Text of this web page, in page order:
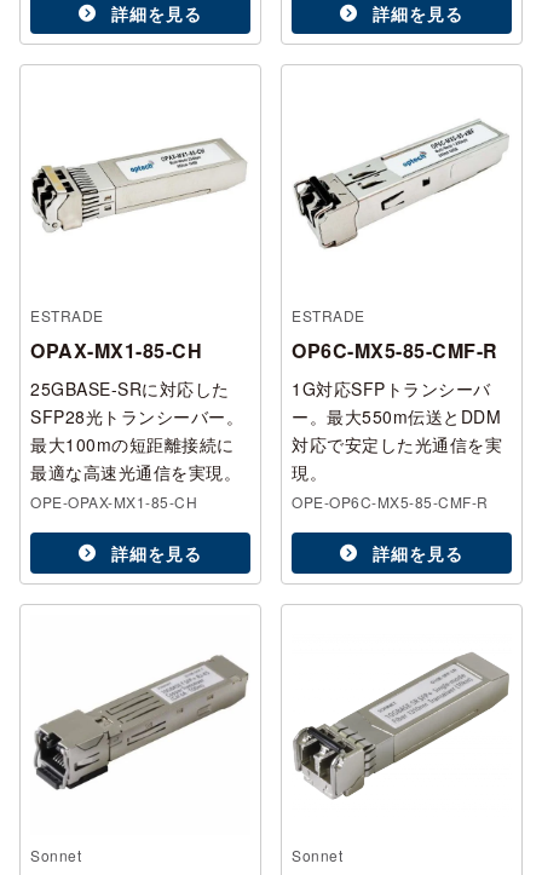
詳細を見る 詳細を見る
ESTRADE
OPAX-MX1-85-CH
25GBASE-SRに対応した
SFP28光トランシーバー。
最大100mの短距離接続に
最適な高速光通信を実現。
OPE-OPAX-MX1-85-CH
詳細を見る
ESTRADE
OP6C-MX5-85-CMF-R
1G対応SFPトランシーバ
ー。最大550m伝送とDDM
対応で安定した光通信を実
現。
OPE-OP6C-MX5-85-CMF-R
詳細を見る
Sonnet Sonnet